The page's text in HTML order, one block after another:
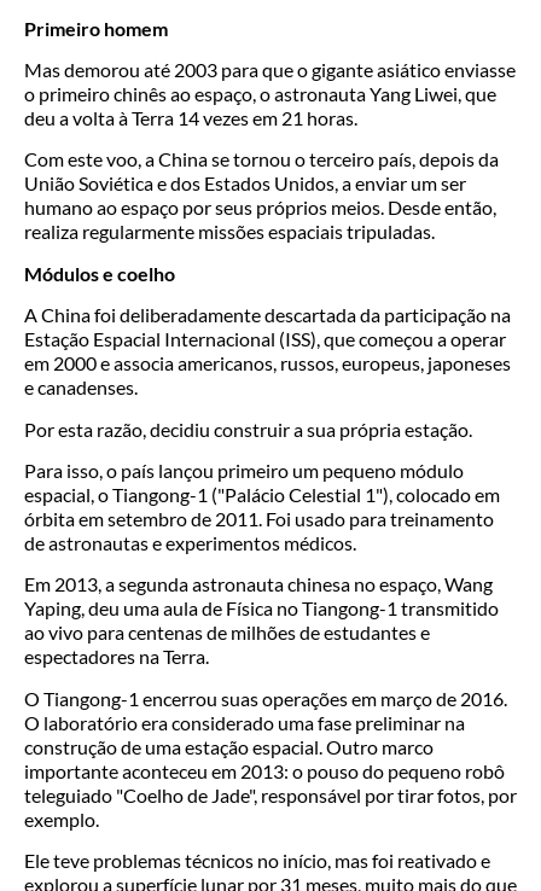
Primeiro homem
Mas demorou até 2003 para que o gigante asiático enviasse
o primeiro chinês ao espaço, o astronauta Yang Liwei, que
deu a volta à Terra 14 vezes em 21 horas.
Com este voo, a China se tornou o terceiro país, depois da
União Soviética e dos Estados Unidos, a enviar um ser
humano ao espaço por seus próprios meios. Desde então,
realiza regularmente missões espaciais tripuladas.
Módulos e coelho
A China foi deliberadamente descartada da participação na
Estação Espacial Internacional (ISS), que começou a operar
em 2000 e associa americanos, russos, europeus, japoneses
e canadenses.
Por esta razão, decidiu construir a sua própria estação.
Para isso, o país lançou primeiro um pequeno módulo
espacial, o Tiangong-1 ("Palácio Celestial 1"), colocado em
órbita em setembro de 2011. Foi usado para treinamento
de astronautas e experimentos médicos.
Em 2013, a segunda astronauta chinesa no espaço, Wang
Yaping, deu uma aula de Física no Tiangong-1 transmitido
ao vivo para centenas de milhões de estudantes e
espectadores na Terra.
O Tiangong-1 encerrou suas operações em março de 2016.
O laboratório era considerado uma fase preliminar na
construção de uma estação espacial. Outro marco
importante aconteceu em 2013: o pouso do pequeno robô
teleguiado "Coelho de Jade", responsável por tirar fotos, por
exemplo.
Ele teve problemas técnicos no início, mas foi reativado e
explorou a superfície lunar por 31 meses, muito mais do que